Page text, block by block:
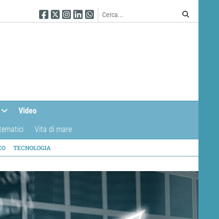
Seguici su Facebook
Seguici su Twitter
Seguici su Instagram
Seguici su Linkedin
Seguici su WhatsApp
Video
Vita di mare
TECNOLOGIA